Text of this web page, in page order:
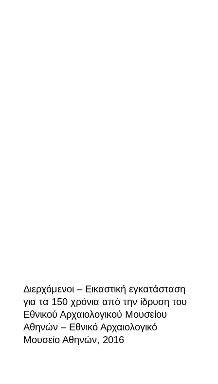
Διερχόμενοι – Εικαστική εγκατάσταση
για τα 150 χρόνια από την ίδρυση του
Εθνικού Αρχαιολογικού Μουσείου
Αθηνών – Εθνικό Αρχαιολογικό
Μουσείο Αθηνών, 2016